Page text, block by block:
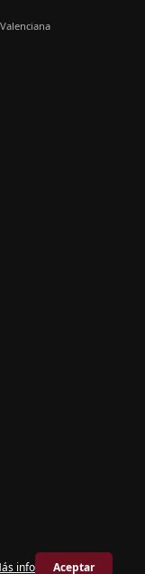
info Aceptar